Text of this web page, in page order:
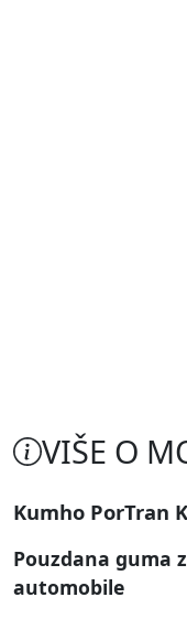
VIŠE O
Kumho PorTran
Pouzdana guma
automobile